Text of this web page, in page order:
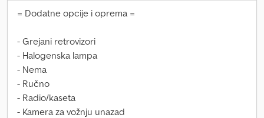
= Dodatne opcije i oprema =
- Grejani retrovizori
- Halogenska lampa
- Nema
- Ručno
- Radio/kaseta
- Kamera za vožnju unazad